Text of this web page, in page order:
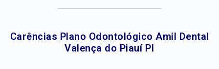
Carências Plano Odontológico Amil Dental
Valença do Piauí PI​